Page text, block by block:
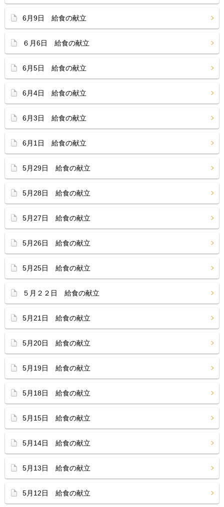
6月9日 給食の献立
６月6日 給食の献立
6月5日 給食の献立
6月4日 給食の献立
6月3日 給食の献立
6月1日 給食の献立
5月29日 給食の献立
5月28日 給食の献立
5月27日 給食の献立
5月26日 給食の献立
5月25日 給食の献立
５月２２日 給食の献立
5月21日 給食の献立
5月20日 給食の献立
5月19日 給食の献立
5月18日 給食の献立
5月15日 給食の献立
5月14日 給食の献立
5月13日 給食の献立
5月12日 給食の献立